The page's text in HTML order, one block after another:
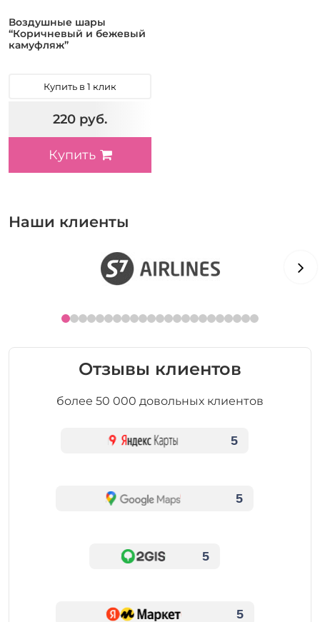
Воздушные шары
“Коричневый и бежевый
камуфляж”
Купить в 1 клик
220 руб.
Купить
Наши клиенты
Отзывы клиентов
более 50 000 довольных клиентов
5
5
5
5